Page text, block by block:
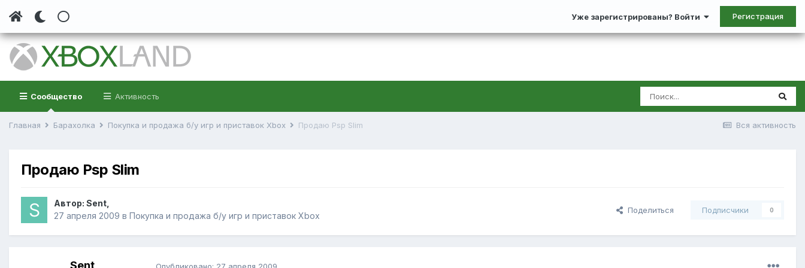
Уже зарегистрированы? Войти Регистрация
Сообщество Активность
Вся активность
Главная Барахолка Покупка и продажа б/у игр и приставок Xbox Продаю Psp Slim
Продаю Psp Slim
Автор: Sent
27 апреля 2009 в Покупка и продажа б/у игр и приставок Xbox
Поделиться Подписчики 0